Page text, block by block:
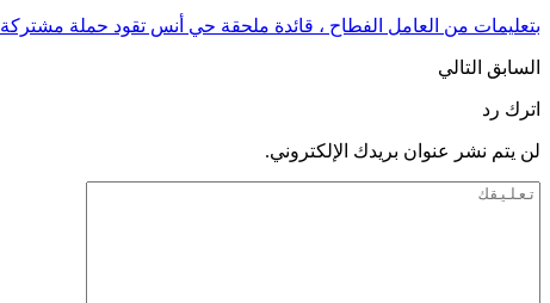
بتعليمات من العامل الفطاح ، قائدة ملحقة حي أنس تقود حملة
السابق التالي
اترك رد
لن يتم نشر عنوان بريدك الإلكتروني.